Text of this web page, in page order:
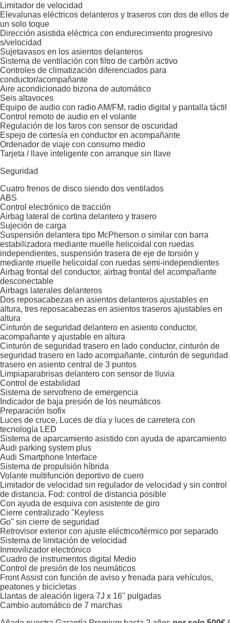
Limitador de velocidad
Elevalunas eléctricos delanteros y traseros con dos de ellos de
un solo toque
Dirección asistida eléctrica con endurecimiento progresivo
s/velocidad
Sujetavasos en los asientos delanteros
Sistema de ventilación con filtro de carbón activo
Controles de climatización diferenciados para
conductor/acompañante
Aire acondicionado bizona de automático
Seis altavoces
Equipo de audio con radio AM/FM, radio digital y pantalla táctil
Control remoto de audio en el volante
Regulación de los faros con sensor de oscuridad
Espejo de cortesía en conductor en acompañante
Ordenador de viaje con consumo medio
Tarjeta / llave inteligente con arranque sin llave
Seguridad
Cuatro frenos de disco siendo dos ventilados
ABS
Control electrónico de tracción
Airbag lateral de cortina delantero y trasero
Sujeción de carga
Suspensión delantera tipo McPherson o similar con barra
estabilizadora mediante muelle helicoidal con ruedas
independientes, suspensión trasera de eje de torsión y
mediante muelle helicoidal con ruedas semi-independientes
Airbag frontal del conductor, airbag frontal del acompañante
desconectable
Airbags laterales delanteros
Dos reposacabezas en asientos delanteros ajustables en
altura, tres reposacabezas en asientos traseros ajustables en
altura
Cinturón de seguridad delantero en asiento conductor,
acompañante y ajustable en altura
Cinturón de seguridad trasero en lado conductor, cinturón de
seguridad trasero en lado acompañante, cinturón de seguridad
trasero en asiento central de 3 puntos
Limpiaparabrisas delantero con sensor de lluvia
Control de estabilidad
Sistema de servofreno de emergencia
Indicador de baja presión de los neumáticos
Preparación Isofix
Luces de cruce, Luces de día y luces de carretera con
tecnología LED
Sistema de aparcamiento asistido con ayuda de aparcamiento
Audi parking system plus
Audi Smartphone Interface
Sistema de propulsión híbrida
Volante multifunción deportivo de cuero
Limitador de velocidad sin regulador de velocidad y sin control
de distancia. Fod: control de distancia posible
Con ayuda de esquiva con asistente de giro
Cierre centralizado "Keyless
Go" sin cierre de seguridad
Retrovisor exterior con ajuste eléctrico/térmico por separado
Sistema de limitación de velocidad
Inmovilizador electrónico
Cuadro de instrumentos digital Medio
Control de presión de los neumáticos
Front Assist con función de aviso y frenada para vehículos,
peatones y bicicletas
Llantas de aleación ligera 7J x 16" pulgadas
Cambio automático de 7 marchas